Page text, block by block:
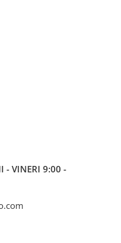
- VINERI 9:00 -